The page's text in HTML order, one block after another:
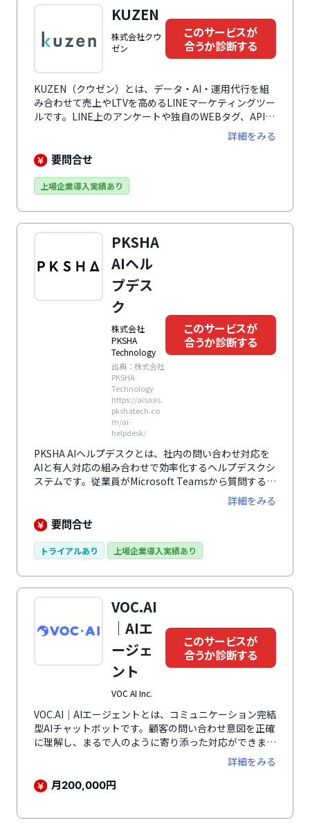
利用状況はダッシュボードで可視化できるため、分析や
改善のスピードアップにもつながります。
KUZEN
株式会社クウ
ゼン
このサービスが
合うか診断する
KUZEN（クウゼン）とは、データ・AI・運用代行を組
み合わせて売上やLTVを高めるLINEマーケティングツー
ルです。LINE上のアンケートや独自のWEBタグ、API連
携によって多様なデータを取得し、LINE活用に特化し
たAIが一人一人に合った顧客体験を実現します。加え
て、有人1to1チャットによる深いコミュニケーション
種業界に精通したプロのLINEコンサルタントが、シナ
ミットします。
詳細をみる
要問合せ
上場企業導入実績あり
PKSHA
AIヘル
プデス
ク
株式会社
PKSHA
Technology
出典：株式会社
PKSHA
Technology
https://aisaas.
pkshatech.co
m/ai-
helpdesk/
このサービスが
合うか診断する
PKSHA AIヘルプデスクとは、社内の問い合わせ対応を
AIと有人対応の組み合わせで効率化するヘルプデスクシ
ステムです。従業員がMicrosoft Teamsから質問する
と、AIエージェントが登録済みのFAQや社内ドキュメン
トをもとに回答を生成し、必要な情報をスムーズに提示
します。AIによる回答だけで解決できない場合は、内容
ため、社内の「わからない」を迅速に解消しやすい点が
詳細をみる
要問合せ
トライアルあり 上場企業導入実績あり
VOC.AI
｜AIエ
ージェ
ント
VOC AI Inc.
このサービスが
合うか診断する
VOC.AI｜AIエージェントとは、コミュニケーション完結
型AIチャットボットです。顧客の問い合わせ意図を正確
に理解し、まるで人のように寄り添った対応ができま
す。1分以内の自動対応が可能なほか、多言語に対応し
ているため、顧客の言語に合わせてインプットされてい
る知識を自動翻訳し回答ができます。マルチエージェン
詳細をみる
月200,000円